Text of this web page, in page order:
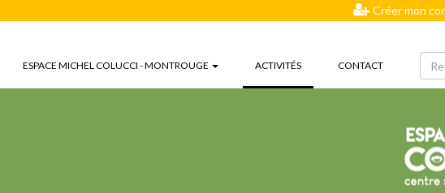
Créer mon
ESPACE MICHEL COLUCCI - MONTROUGE ACTIVITÉS(CURRENT)CONTACT